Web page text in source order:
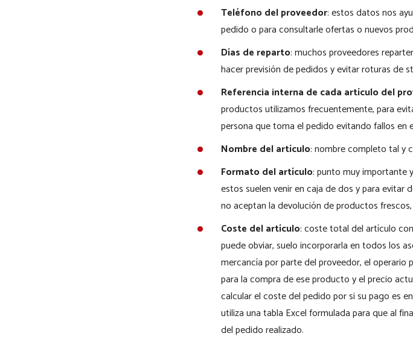
Teléfono del proveedor: estos datos nos
pedido o para consultarle ofertas o nuevos
Días de reparto: muchos proveedores
hacer previsión de pedidos y evitar roturas de
Referencia interna de cada artículo del
productos utilizamos frecuentemente, para
persona que toma el pedido evitando fallos en
Nombre del artículo: nombre completo tal y
Formato del artículo: punto muy importante
estos suelen venir en caja de dos y para evitar
no aceptan la devolución de productos
Coste del artículo: coste total del artículo
puede obviar, suelo incorporarla en todos los
mercancía por parte del proveedor, el
para la compra de ese producto y el precio
calcular el coste del pedido por si su pago es
utiliza una tabla Excel formulada para que al
del pedido realizado.